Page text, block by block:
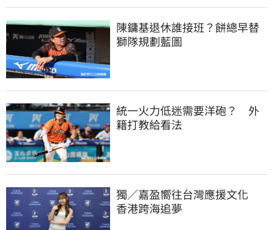
陳鏞基退休誰接班？餅總早替
獅隊規劃藍圖
統一火力低迷需要洋砲？　外
籍打教給看法
獨／嘉盈嚮往台灣應援文化
香港跨海追夢